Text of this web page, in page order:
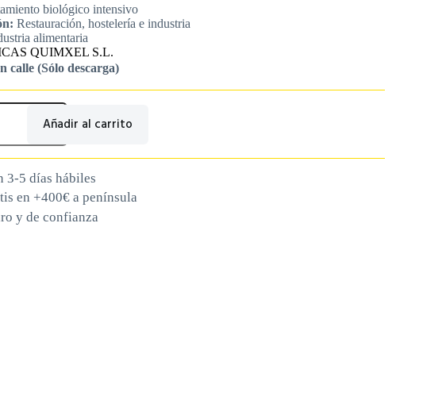
biológico intensivo
Restauración, hostelería e industria
alimentaria
QUIMXEL S.L.
calle (Sólo descarga)
Añadir al carrito
3-5 días hábiles
en +400€ a península
y de confianza